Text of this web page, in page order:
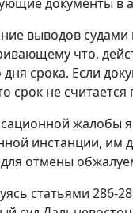
выводов
что,
дня срока. Если
срок не
жалобы
инстанции, им
отмены
статьями 286-